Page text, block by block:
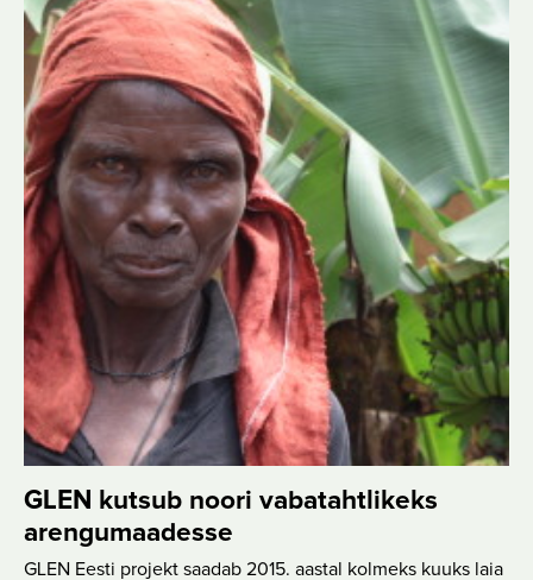
GLEN kutsub noori vabatahtlikeks
arengumaadesse
GLEN Eesti projekt saadab 2015. aastal kolmeks kuuks laia